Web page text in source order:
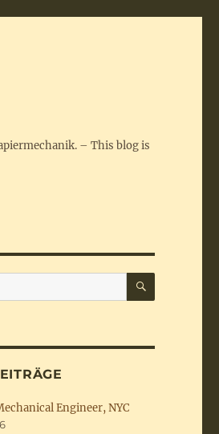
– This blog is
SUCHEN
Engineer, NYC